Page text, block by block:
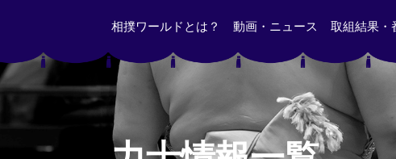
相撲ワールドとは？ 動画・ニュース 取組結果・